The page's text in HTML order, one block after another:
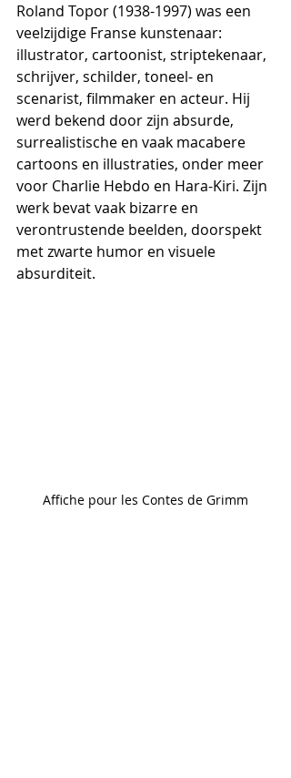
Roland Topor (1938-1997) was een
veelzijdige Franse kunstenaar:
illustrator, cartoonist, striptekenaar,
schrijver, schilder, toneel- en
scenarist, filmmaker en acteur. Hij
werd bekend door zijn absurde,
surrealistische en vaak macabere
cartoons en illustraties, onder meer
voor Charlie Hebdo en Hara-Kiri. Zijn
werk bevat vaak bizarre en
verontrustende beelden, doorspekt
met zwarte humor en visuele
absurditeit.
Affiche pour les Contes de Grimm